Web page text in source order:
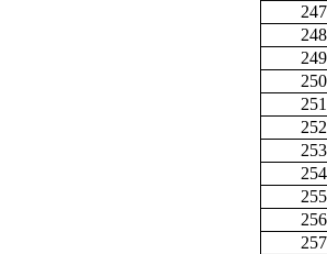
247
248
249
250
251
252
253
254
255
256
257